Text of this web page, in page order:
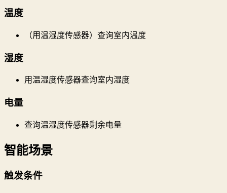
温度
（用温湿度传感器）查询室内温度
湿度
用温湿度传感器查询室内湿度
电量
查询温湿度传感器剩余电量
智能场景
触发条件